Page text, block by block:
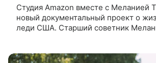
Студия Amazon вместе с Меланией
новый документальный проект о
леди США. Старший советник